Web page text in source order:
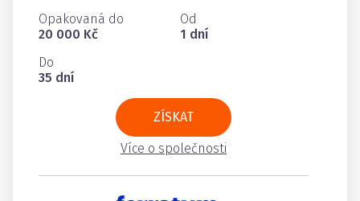
Opakovaná do
20 000 Kč
Od
1 dní
Do
35 dní
ZÍSKAT
Více o společnosti